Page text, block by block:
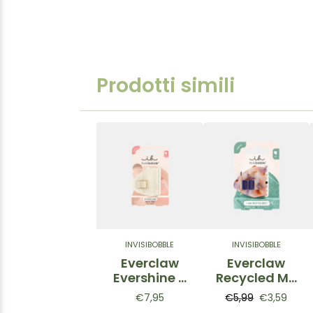
Prodotti simili
INVISIBOBBLE
Everclaw
Evershine –
Pinza per
€7,95
INVISIBOBBLE
Everclaw
Recycled Me
– Pinza per
€5,99 €3,59